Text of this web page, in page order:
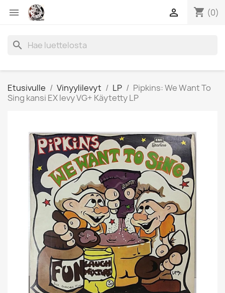
 shopping_cart (0)

search
Etusivulle Vinyylilevyt LP
Pipkins: We Want To
Sing kansi EX levy VG+ Käytetty LP